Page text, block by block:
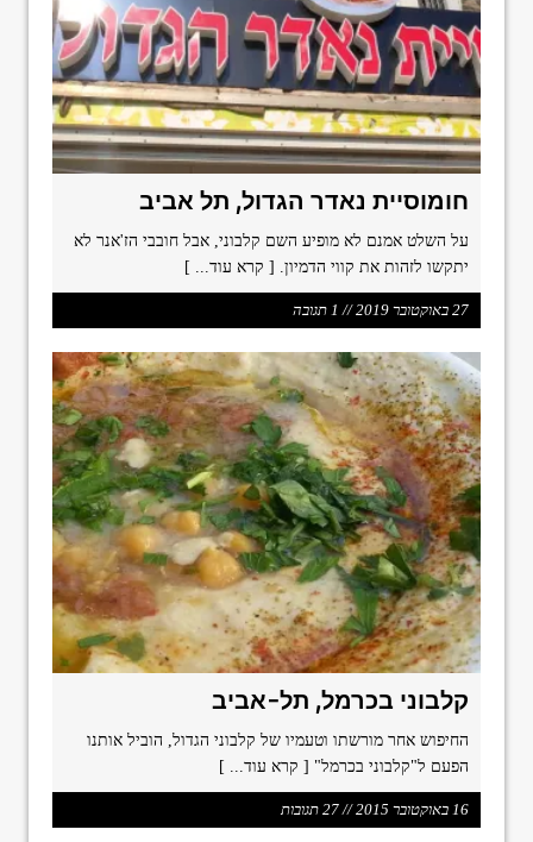
format_underlined הוסף קו תחתון לקישורים
font_download סמן קישורים
ל
א
פ
ס
א
ת
כ
ל
ה
א
ו
י
ו
ת
cached
חומוסיית נאדר הגדול, תל אביב
על השלט אמנם לא מופיע השם קלבוני, אבל חובבי הז'אנר לא
יתקשו לזהות את קווי הדמיון.
[ קרא עוד... ]
27 באוקטובר 2019 // 1 תגובה
קלבוני בכרמל, תל-אביב
החיפוש אחר מורשתו וטעמיו של קלבוני הגדול, הוביל אותנו
הפעם ל"קלבוני בכרמל" [ קרא עוד... ]
16 באוקטובר 2015 // 27 תגובות